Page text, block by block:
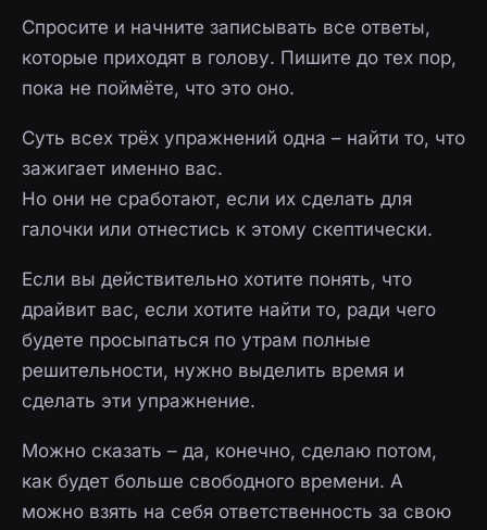
Спросите и начните записывать все ответы,
которые приходят в голову. Пишите до тех пор,
пока не поймёте, что это оно.
Суть всех трёх упражнений одна – найти то, что
зажигает именно вас.
Но они не сработают, если их сделать для
галочки или отнестись к этому скептически.
Если вы действительно хотите понять, что
драйвит вас, если хотите найти то, ради чего
будете просыпаться по утрам полные
решительности, нужно выделить время и
сделать эти упражнение.
Можно сказать – да, конечно, сделаю потом,
как будет больше свободного времени. А
можно взять на себя ответственность за свою